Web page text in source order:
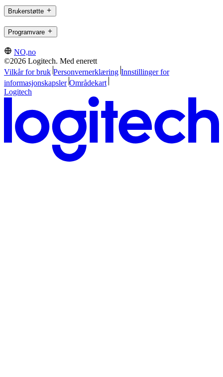
Brukerstøtte
Programvare
NO,no
©2026 Logitech. Med enerett
Vilkår for bruk Personvernerklæring Innstillinger for
informasjonskapsler Områdekart
Logitech